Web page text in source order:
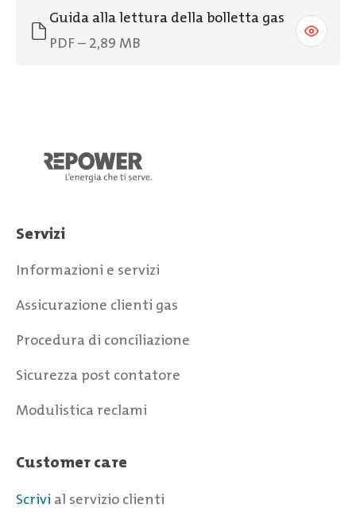
Guida alla lettura della bolletta gas
PDF – 2,89 MB
Servizi
Informazioni e servizi
Assicurazione clienti gas
Procedura di conciliazione
Sicurezza post contatore
Modulistica reclami
Customer care
Scrivi al servizio clienti